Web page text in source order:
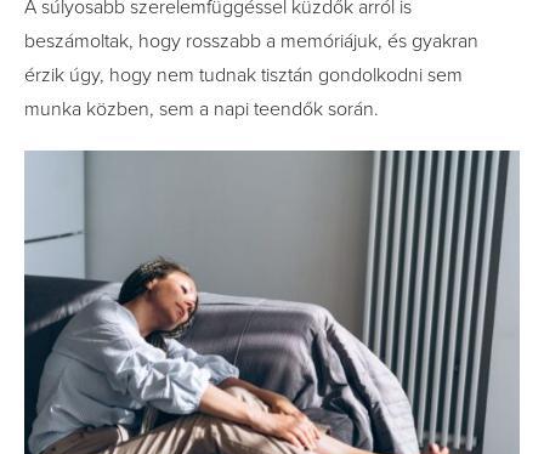
A súlyosabb szerelemfüggéssel küzdők arról is
beszámoltak, hogy rosszabb a memóriájuk, és gyakran
érzik úgy, hogy nem tudnak tisztán gondolkodni sem
munka közben, sem a napi teendők során.